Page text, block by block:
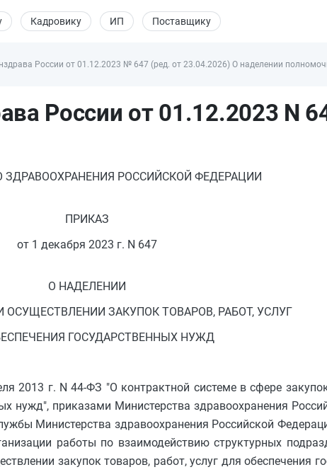
Кадровику ИП Поставщику
России от 01.12.2023 № 647 (ред. от 23.04.2026) О наделении
России от 01.12.2023 N
ЗДРАВООХРАНЕНИЯ РОССИЙСКОЙ ФЕДЕРАЦИИ
ПРИКАЗ
от 1 декабря 2023 г. N 647
О НАДЕЛЕНИИ
ЗАКУПОК ТОВАРОВ, РАБОТ, УСЛУГ
ГОСУДАРСТВЕННЫХ НУЖД
2013 г. N 44-ФЗ "О контрактной системе в сфере
нужд", приказами Министерства здравоохранения
Министерства здравоохранения Российской
работы по взаимодействию структурных
закупок товаров, работ, услуг для обеспечения